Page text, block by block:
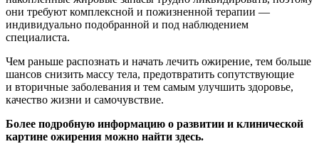
они требуют комплексной и пожизненной терапии —
индивидуально подобранной и под наблюдением
специалиста.
Чем раньше распознать и начать лечить ожирение, тем больше
шансов снизить массу тела, предотвратить сопутствующие
и вторичные заболевания и тем самым улучшить здоровье,
качество жизни и самочувствие.
Более подробную информацию о развитии и клинической
картине ожирения можно найти здесь.